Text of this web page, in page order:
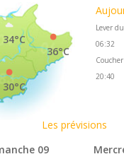
36°C
34°C
30°C
Lever
06:32
20:40
Les prévisions
09